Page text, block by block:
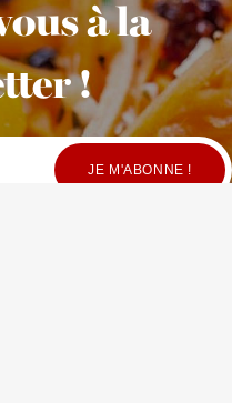
à la
!